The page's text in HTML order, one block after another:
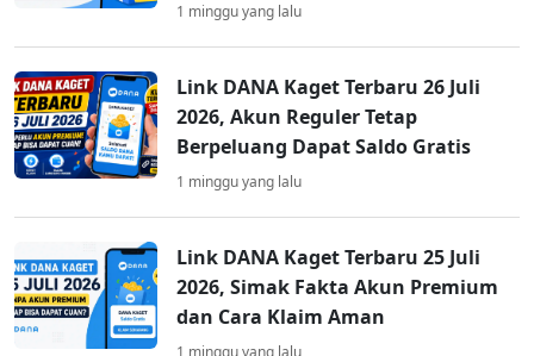
1 minggu yang lalu
Link DANA Kaget Terbaru 26 Juli
2026, Akun Reguler Tetap
Berpeluang Dapat Saldo Gratis
1 minggu yang lalu
Link DANA Kaget Terbaru 25 Juli
2026, Simak Fakta Akun Premium
dan Cara Klaim Aman